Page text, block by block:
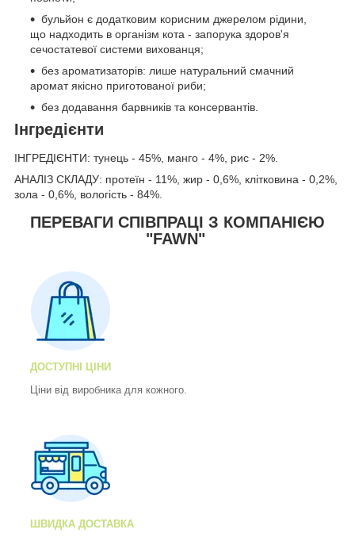
бульйон є додатковим корисним джерелом рідини,
що надходить в організм кота - запорука здоров'я
сечостатевої системи вихованця;
без ароматизаторів: лише натуральний смачний
аромат якісно приготованої риби;
без додавання барвників та консервантів.
Інгредієнти
ІНГРЕДІЄНТИ: тунець - 45%, манго - 4%, рис - 2%.
АНАЛІЗ СКЛАДУ: протеїн - 11%, жир - 0,6%, клітковина - 0,2%,
зола - 0,6%, вологість - 84%.
ПЕРЕВАГИ СПІВПРАЦІ З КОМПАНІЄЮ
"FAWN"
ДОСТУПНІ ЦІНИ
Ціни від виробника для кожного.
ШВИДКА ДОСТАВКА